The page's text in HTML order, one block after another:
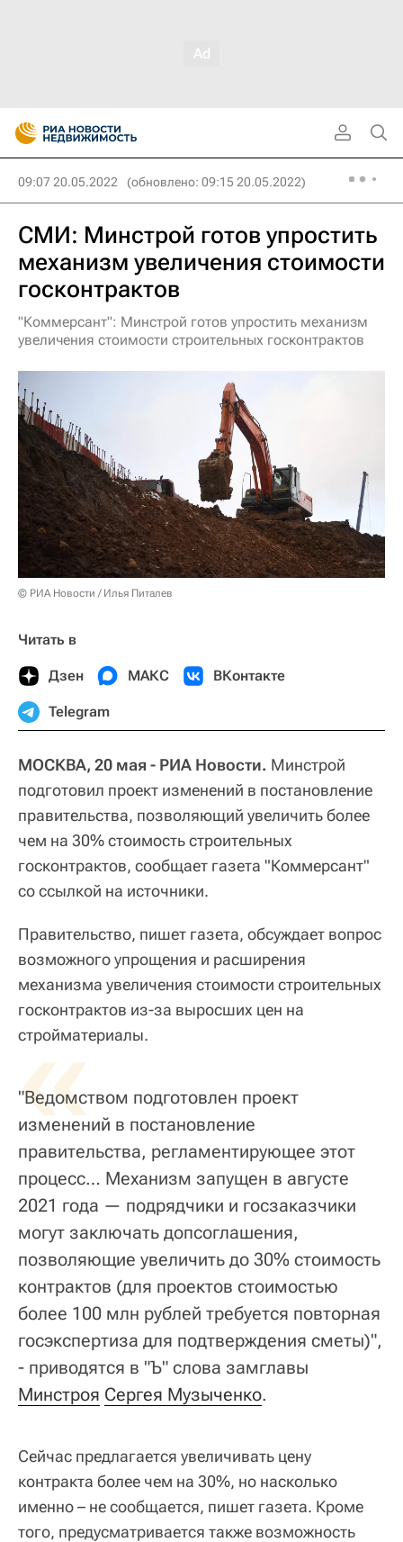
09:07 20.05.2022 (обновлено: 09:15 20.05.2022)
СМИ: Минстрой готов упростить
механизм увеличения стоимости
госконтрактов
"Коммерсант": Минстрой готов упростить механизм
увеличения стоимости строительных госконтрактов
© РИА Новости / Илья Питалев
Читать в
Дзен МАКС ВКонтакте
Telegram
МОСКВА, 20 мая - РИА Новости. Минстрой
подготовил проект изменений в постановление
правительства, позволяющий увеличить более
чем на 30% стоимость строительных
госконтрактов, сообщает газета "Коммерсант"
со ссылкой на источники.
Правительство, пишет газета, обсуждает вопрос
возможного упрощения и расширения
механизма увеличения стоимости строительных
госконтрактов из-за выросших цен на
стройматериалы.
«
"Ведомством подготовлен проект
изменений в постановление
правительства, регламентирующее этот
процесс… Механизм запущен в августе
2021 года — подрядчики и госзаказчики
могут заключать допсоглашения,
позволяющие увеличить до 30% стоимость
контрактов (для проектов стоимостью
более 100 млн рублей требуется повторная
госэкспертиза для подтверждения сметы)",
- приводятся в "Ъ" слова замглавы
Минстроя Сергея Музыченко.
Сейчас предлагается увеличивать цену
контракта более чем на 30%, но насколько
именно – не сообщается, пишет газета. Кроме
того, предусматривается также возможность